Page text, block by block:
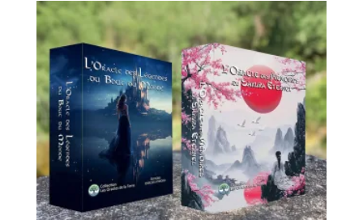
était :
89,60 €.
est :
79,90 €.